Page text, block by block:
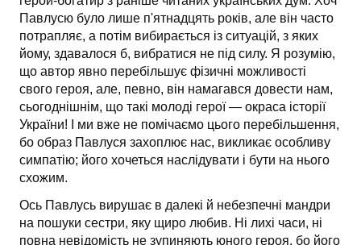
Павлусю було лише п'ятнадцять років, але він часто
потрапляє, а потім вибирається із ситуацій, з яких
йому, здавалося б, вибратися не під силу. Я розумію,
що автор явно перебільшує фізичні можливості
свого героя, але, певно, він намагався довести нам,
сьогоднішнім, що такі молоді герої — окраса історії
України! І ми вже не помічаємо цього перебільшення,
бо образ Павлуся захоплює нас, викликає особливу
симпатію; його хочеться наслідувати і бути на нього
схожим.
Ось Павлусь вирушає в далекі й небезпечні мандри
на пошуки сестри, яку щиро любив. Ні лихі часи, ні
повна невідомість не зупиняють юного героя, бо його